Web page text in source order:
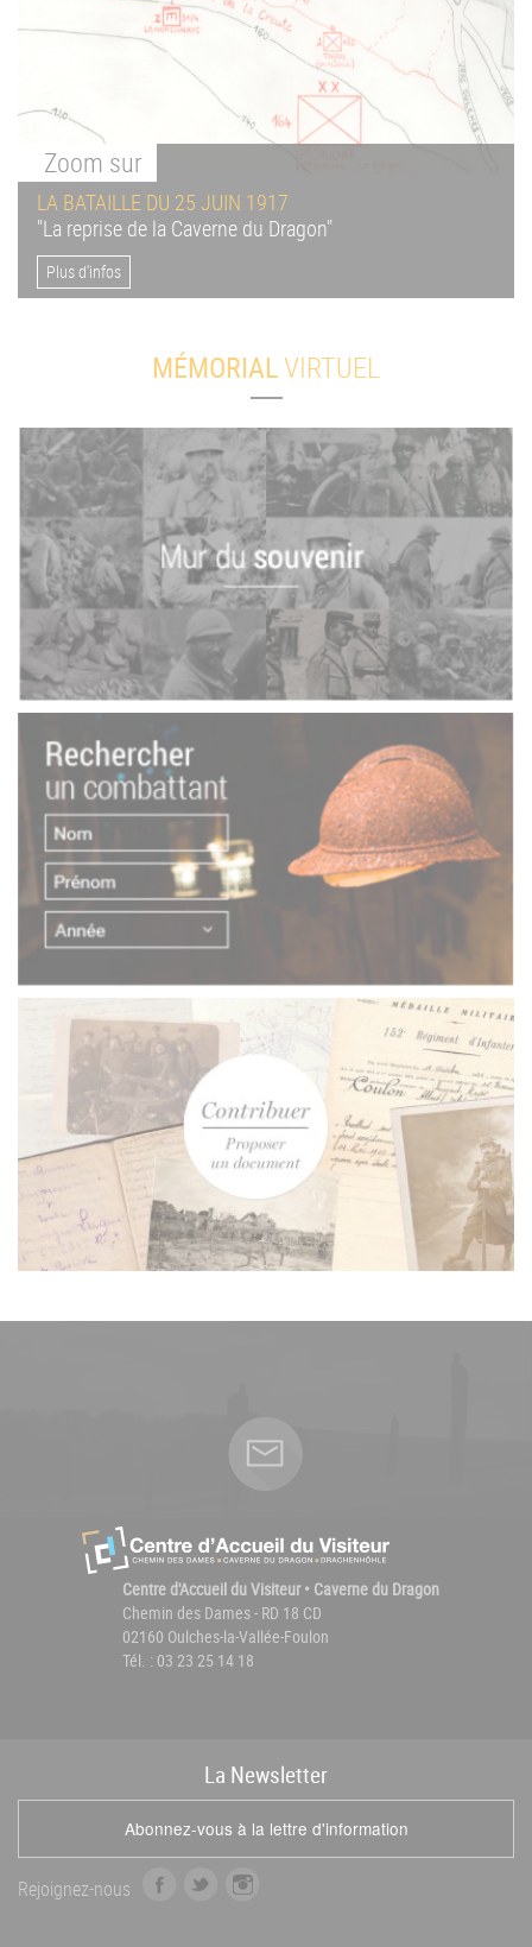
Zoom sur
LA BATAILLE DU 25 JUIN 1917
"La reprise de la Caverne du Dragon"
Plus d'infos
MÉMORIALVIRTUEL
Centre d'Accueil du Visiteur • Caverne du Dragon
Chemin des Dames - RD 18 CD
02160 Oulches-la-Vallée-Foulon
Tél. : 03 23 25 14 18
La Newsletter
Abonnez-vous à la lettre d'information
Rejoignez-nous